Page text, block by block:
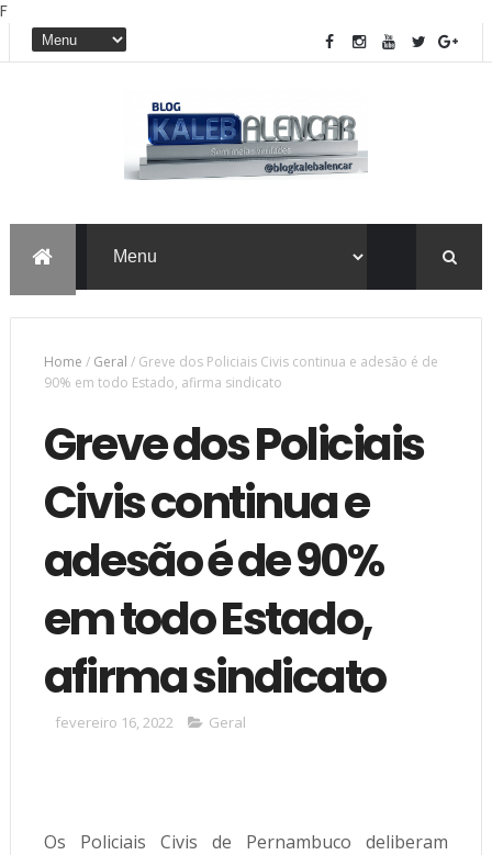
F
Home / Geral / Greve dos Policiais Civis continua e adesão é de
90% em todo Estado, afirma sindicato
Greve dos Policiais
Civis continua e
adesão é de 90%
em todo Estado,
afirma sindicato
fevereiro 16, 2022 Geral
Os Policiais Civis de Pernambuco deliberam